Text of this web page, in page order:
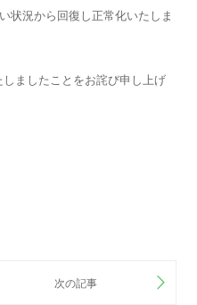
状況から回復し正常化いたしま
ましたことをお詫び申し上げ